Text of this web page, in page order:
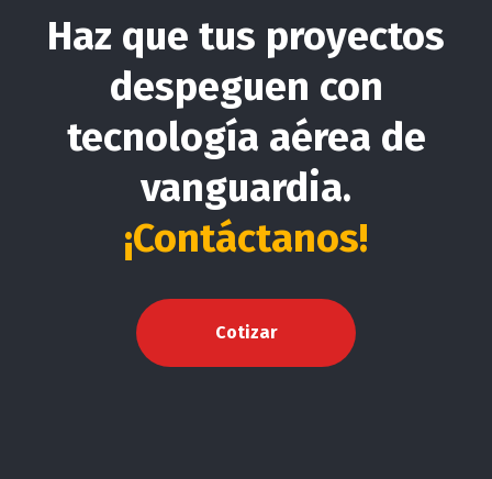
Haz que tus proyectos
despeguen con
tecnología aérea de
vanguardia.
¡Contáctanos!
Cotizar